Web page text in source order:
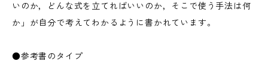
いのか，どんな式を立てればいいのか，そこで使う手法は何
か」が自分で考えてわかるように書かれています。
●参考書のタイプ